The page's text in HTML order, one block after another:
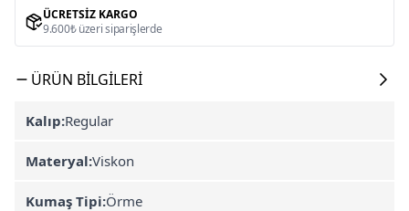
ÜCRETSIZ KARGO
9.600₺ üzeri siparişlerde
ÜRÜN BILGILERI
Kalıp:Regular
Materyal:Viskon
Kumaş Tipi:Örme